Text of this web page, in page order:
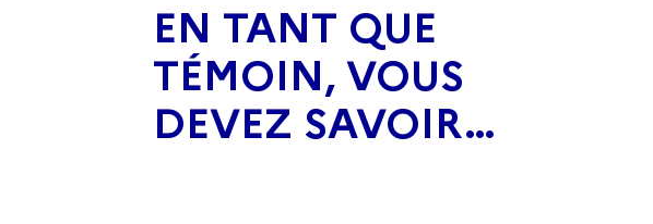
EN TANT QUE
TÉMOIN, VOUS
DEVEZ SAVOIR…